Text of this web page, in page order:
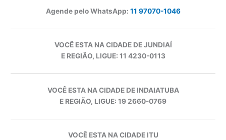
Agende pelo WhatsApp: 11 97070-1046
VOCÊ ESTA NA CIDADE DE JUNDIAÍ
E REGIÃO, LIGUE: 11 4230-0113
VOCÊ ESTA NA CIDADE DE INDAIATUBA
E REGIÃO, LIGUE: 19 2660-0769
VOCÊ ESTA NA CIDADE ITU